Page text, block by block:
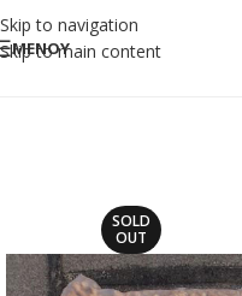
Skip to navigation
Skip to main content
ΜΕΝΟΥ
SOLD
OUT